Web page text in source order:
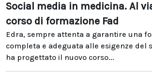
Social media in medicina. Al
corso di formazione Fad
Edra, sempre attenta a garantire una
completa e adeguata alle esigenze del
ha progettato il nuovo corso...